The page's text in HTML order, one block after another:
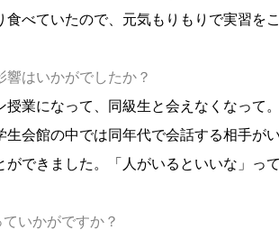
食べていたので、元気もりもりで実習を
響はいかがでしたか？
業になって、同級生と会えなくなって
生会館の中では同年代で会話する相手
できました。「人がいるといいな」っ
いかがですか？